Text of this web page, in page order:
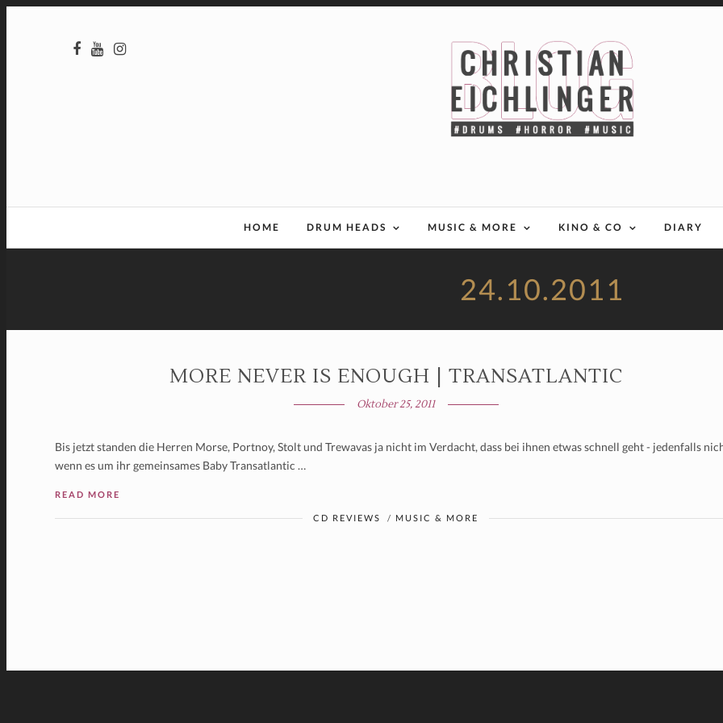
HOME DRUM HEADS MUSIC & MORE KINO & CO DIARY
24.10.2011
MORE NEVER IS ENOUGH | TRANSATLANTIC
Oktober 25, 2011
Bis jetzt standen die Herren Morse, Portnoy, Stolt und Trewavas ja nicht im Verdacht, dass bei ihnen etwas schnell geht - jedenfalls
wenn es um ihr gemeinsames Baby Transatlantic …
READ MORE
CD REVIEWS / MUSIC & MORE